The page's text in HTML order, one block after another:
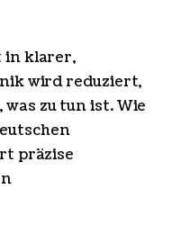
in klarer,
wird reduziert,
was zu tun ist. Wie
präzise